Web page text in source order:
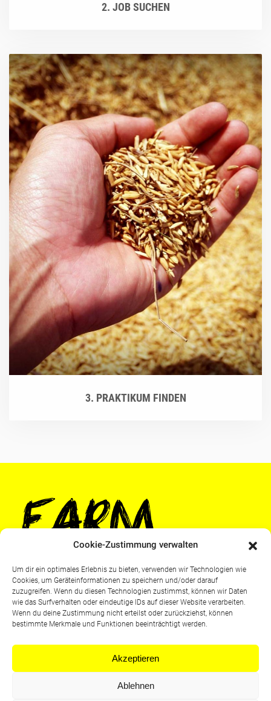
Cookie-Zustimmung verwalten
Um dir ein optimales Erlebnis zu bieten, verwenden wir Technologien wie
Cookies, um Geräteinformationen zu speichern und/oder darauf
zuzugreifen. Wenn du diesen Technologien zustimmst, können wir Daten
wie das Surfverhalten oder eindeutige IDs auf dieser Website verarbeiten.
Wenn du deine Zustimmung nicht erteilst oder zurückziehst, können
bestimmte Merkmale und Funktionen beeinträchtigt werden.
Akzeptieren
Ablehnen
2. JOB SUCHEN
3. PRAKTIKUM FINDEN